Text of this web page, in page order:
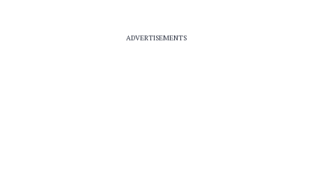
ADVERTISEMENTS